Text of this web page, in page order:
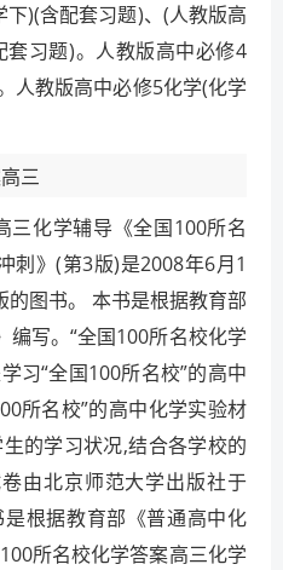
)(含配套习题)、(人教版高
习题)。人教版高中必修4
人教版高中必修5化学(化学
三
三化学辅导《全国100所名
刺》(第3版)是2008年6月1
的图书。 本书是根据教育部
编写。“全国100所名校化学
习“全国100所名校”的高中
所名校”的高中化学实验材
的学习状况,结合各学校的
由北京师范大学出版社于
根据教育部《普通高中化
所名校化学答案高三化学